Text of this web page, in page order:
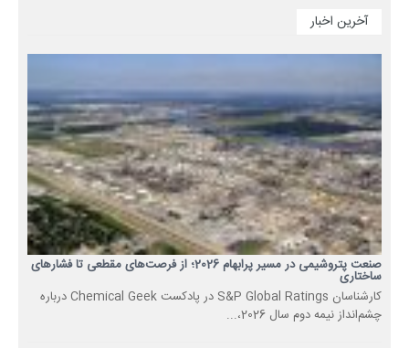
آخرین اخبار
صنعت پتروشیمی در مسیر پرابهام 2026؛ از فرصت‌های مقطعی تا فشارهای
ساختاری
کارشناسان S&P Global Ratings در پادکست Chemical Geek درباره
چشم‌انداز نیمه دوم سال 2026،...